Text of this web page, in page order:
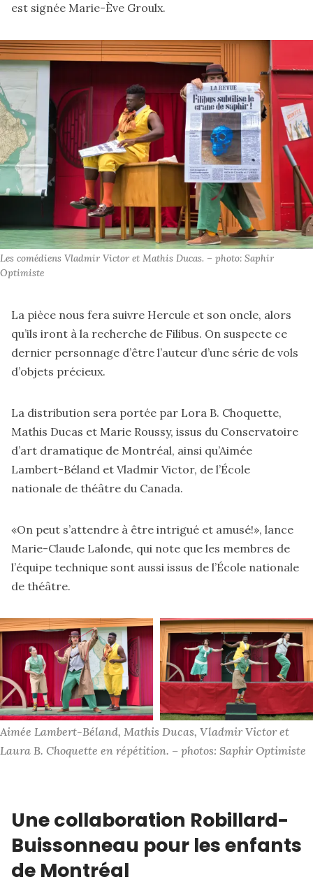
est signée Marie-Ève Groulx.
Les comédiens Vladmir Victor et Mathis Ducas. – photo: Saphir
Optimiste
La pièce nous fera suivre Hercule et son oncle, alors
qu’ils iront à la recherche de Filibus. On suspecte ce
dernier personnage d’être l’auteur d’une série de vols
d’objets précieux.
La distribution sera portée par Lora B. Choquette,
Mathis Ducas et Marie Roussy, issus du Conservatoire
d’art dramatique de Montréal, ainsi qu’Aimée
Lambert-Béland et Vladmir Victor, de l’École
nationale de théâtre du Canada.
«On peut s’attendre à être intrigué et amusé!», lance
Marie-Claude Lalonde, qui note que les membres de
l’équipe technique sont aussi issus de l’École nationale
de théâtre.
Aimée Lambert-Béland, Mathis Ducas, Vladmir Victor et
Laura B. Choquette en répétition. – photos: Saphir Optimiste
Une collaboration Robillard-
Buissonneau pour les enfants
de Montréal